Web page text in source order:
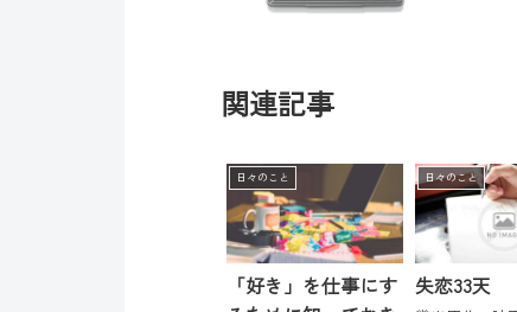
関連記事
日々のこと
「好き」を仕事にす
日々のこと
失恋33天